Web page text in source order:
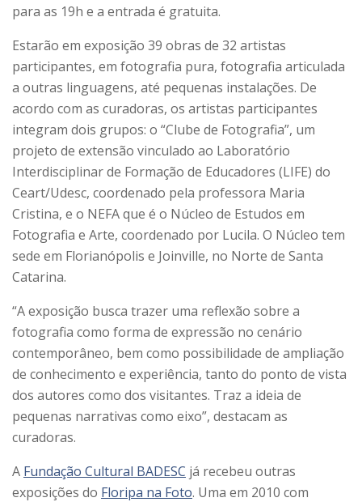
para as 19h e a entrada é gratuita.
Estarão em exposição 39 obras de 32 artistas
participantes, em fotografia pura, fotografia articulada
a outras linguagens, até pequenas instalações. De
acordo com as curadoras, os artistas participantes
integram dois grupos: o “Clube de Fotografia”, um
projeto de extensão vinculado ao Laboratório
Interdisciplinar de Formação de Educadores (LIFE) do
Ceart/Udesc, coordenado pela professora Maria
Cristina, e o NEFA que é o Núcleo de Estudos em
Fotografia e Arte, coordenado por Lucila. O Núcleo tem
sede em Florianópolis e Joinville, no Norte de Santa
Catarina.
“A exposição busca trazer uma reflexão sobre a
fotografia como forma de expressão no cenário
contemporâneo, bem como possibilidade de ampliação
de conhecimento e experiência, tanto do ponto de vista
dos autores como dos visitantes. Traz a ideia de
pequenas narrativas como eixo”, destacam as
curadoras.
A Fundação Cultural BADESC já recebeu outras
exposições do Floripa na Foto. Uma em 2010 com